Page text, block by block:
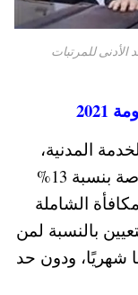
المدنية،
اعتبارًا من أول يوليو 2021، العلاوة خاصة بنسبة 13%
الشاملة
2021 أو عند التعيين بالنسبة لمن
التاريخ بحد أدنى 75 جنيهًا شهريًا، ودون حد